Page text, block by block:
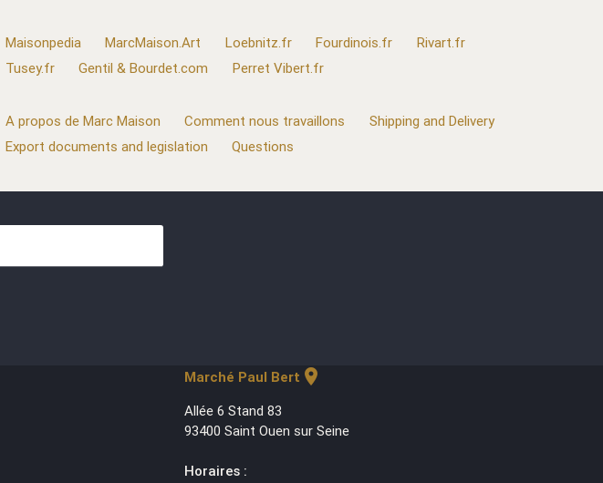
Maisonpedia MarcMaison.Art Loebnitz.fr Fourdinois.fr
Rivart.fr
Tusey.fr
Gentil & Bourdet.com Perret Vibert.fr
A propos de Marc Maison Comment nous travaillons
Shipping and Delivery
Export documents and legislation
Questions
Marché Paul Bert location_on
Allée 6 Stand 83
93400 Saint Ouen sur Seine
Horaires :